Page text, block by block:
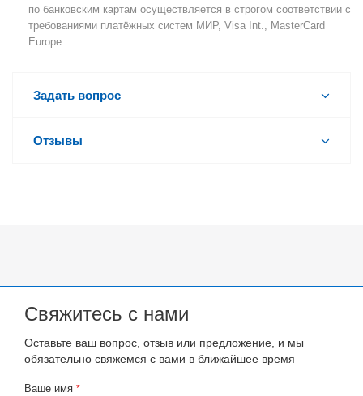
по банковским картам осуществляется в строгом соответствии с
требованиями платёжных систем МИР, Visa Int., MasterCard
Europe
Задать вопрос
Отзывы
Свяжитесь с нами
Оставьте ваш вопрос, отзыв или предложение, и мы
обязательно свяжемся с вами в ближайшее время
Ваше имя *